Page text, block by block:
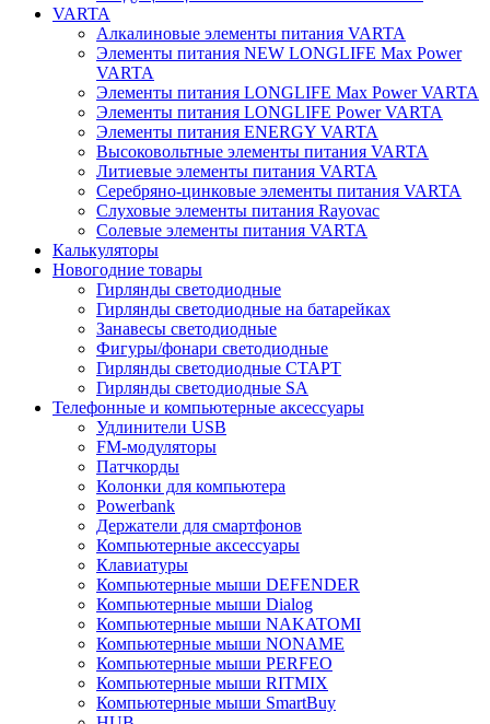
VARTA
Алкалиновые элементы питания VARTA
Элементы питания NEW LONGLIFE Max Power
VARTA
Элементы питания LONGLIFE Max Power VARTA
Элементы питания LONGLIFE Power VARTA
Элементы питания ENERGY VARTA
Высоковольтные элементы питания VARTA
Литиевые элементы питания VARTA
Серебряно-цинковые элементы питания VARTA
Слуховые элементы питания Rayovac
Солевые элементы питания VARTA
Калькуляторы
Новогодние товары
Гирлянды светодиодные
Гирлянды светодиодные на батарейках
Занавесы светодиодные
Фигуры/фонари светодиодные
Гирлянды светодиодные CТАРТ
Гирлянды светодиодные SA
Телефонные и компьютерные аксессуары
Удлинители USB
FM-модуляторы
Патчкорды
Колонки для компьютера
Powerbank
Держатели для смартфонов
Компьютерные аксессуары
Клавиатуры
Компьютерные мыши DEFENDER
Компьютерные мыши Dialog
Компьютерные мыши NAKATOMI
Компьютерные мыши NONAME
Компьютерные мыши PERFEO
Компьютерные мыши RITMIX
Компьютерные мыши SmartBuy